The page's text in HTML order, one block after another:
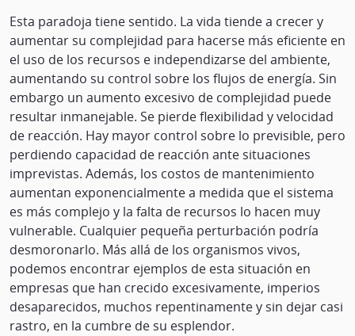
Esta paradoja tiene sentido. La vida tiende a crecer y
aumentar su complejidad para hacerse más eficiente en
el uso de los recursos e independizarse del ambiente,
aumentando su control sobre los flujos de energía. Sin
embargo un aumento excesivo de complejidad puede
resultar inmanejable. Se pierde flexibilidad y velocidad
de reacción. Hay mayor control sobre lo previsible, pero
perdiendo capacidad de reacción ante situaciones
imprevistas. Además, los costos de mantenimiento
aumentan exponencialmente a medida que el sistema
es más complejo y la falta de recursos lo hacen muy
vulnerable. Cualquier pequeña perturbación podría
desmoronarlo. Más allá de los organismos vivos,
podemos encontrar ejemplos de esta situación en
empresas que han crecido excesivamente, imperios
desaparecidos, muchos repentinamente y sin dejar casi
rastro, en la cumbre de su esplendor.